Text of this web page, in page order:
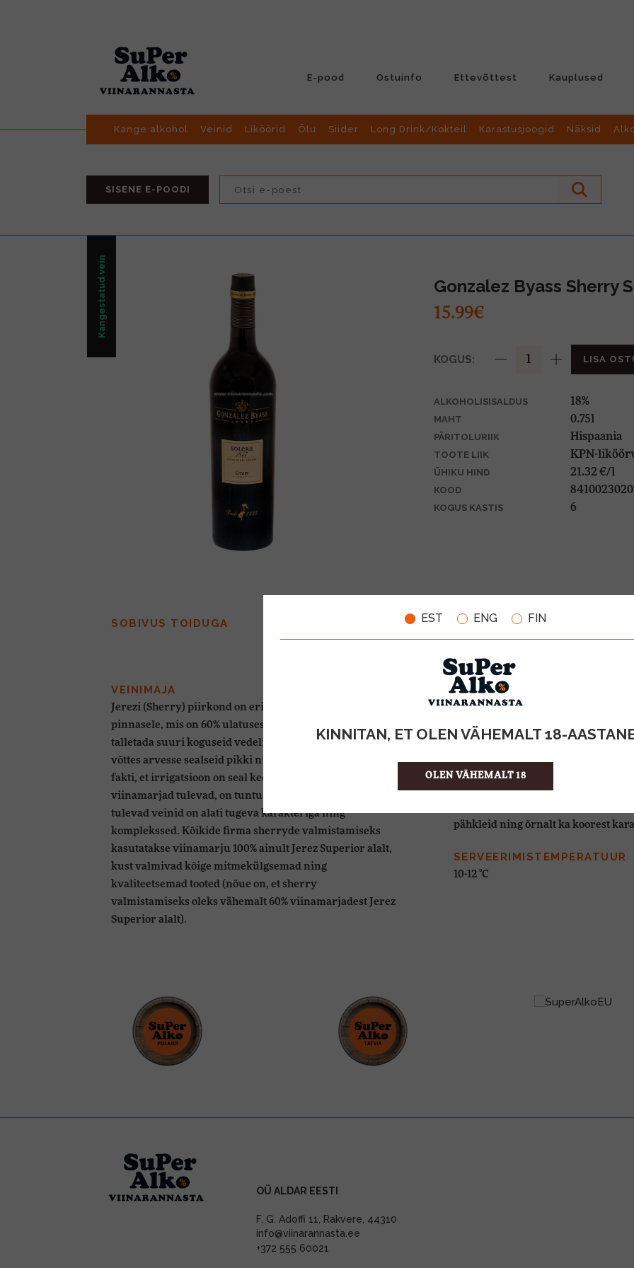
EST ENG FIN
KINNITAN, ET OLEN VÄHEMALT 18-
OLEN VÄHEMALT 18
E-pood Ostuinfo Ettevõttest Kauplused
Kange alkohol Veinid Liköörid Õlu Siider Long Drink/Kokteil Karastusjoogid Näksid
SISENE E-POODI
Kangestatud vein Gonzalez Byass Sherry
15.99€
KOGUS: LISA
ALKOHOLISISALDUS 18%
MAHT 0.75l
PÄRITOLURIIK Hispaania
TOOTE LIIK KPN-
ÜHIKU HIND 21.32 €/l
KOOD
KOGUS KASTIS 6
SOBIVUS TOIDUGA
VEINIMAJA
Jerezi (Sherry) piirkond on eripärane tänu oma heledale
pinnasele, mis on 60% ulatuses kriidine ning suudab
talletada suuri koguseid vedelikku, mis on ülioluline
võttes arvesse sealseid pikki ning kuumi suvesid ning
fakti, et irrigatsioon on seal keelatud. Põllud, kust
viinamarjad tulevad, on tuntud selle poolest, et sealt
tulevad veinid on alati tugeva karakteriga ning
komplekssed. Kõikide firma sherryde valmistamiseks
kasutatakse viinamarju 100% ainult Jerez Superior alalt,
kust valmivad kõige mitmekülgsemad ning
kvaliteetsemad tooted (nõue on, et sherry
valmistamiseks oleks vähemalt 60% viinamarjadest Jerez
Superior alalt).
VIINAMARJAD
75% Palomino, 25% Pedro Ximenez
VÄRVUS
Intensiivne tume mahagon
Rikkalik ning mitmekülgne, esile
MAITSE
Maitses väga pehme ning
pähkleid ning õrnalt ka koorest
SERVEERIMISTEMPERATUUR
10-12 °C
OÜ ALDAR EESTI
F. G. Adoffi 11, Rakvere, 44310
info@viinarannasta.ee
+372 555 60021